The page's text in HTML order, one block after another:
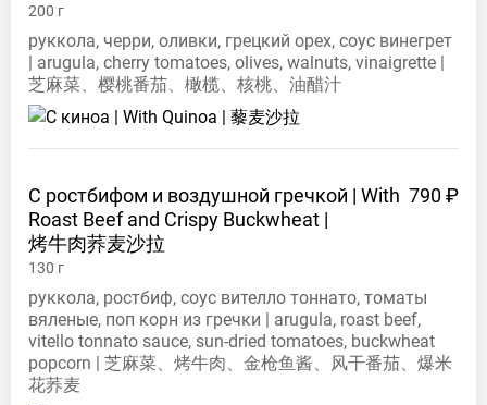
200 г
руккола, черри, оливки, грецкий орех, соус винегрет
| arugula, cherry tomatoes, olives, walnuts, vinaigrette |
芝麻菜、樱桃番茄、橄榄、核桃、油醋汁
С ростбифом и воздушной гречкой | With
Roast Beef and Crispy Buckwheat |
烤牛肉荞麦沙拉
790 ₽
130 г
руккола, ростбиф, соус вителло тоннато, томаты
вяленые, поп корн из гречки | arugula, roast beef,
vitello tonnato sauce, sun-dried tomatoes, buckwheat
popcorn | 芝麻菜、烤牛肉、金枪鱼酱、风干番茄、爆米
花荞麦